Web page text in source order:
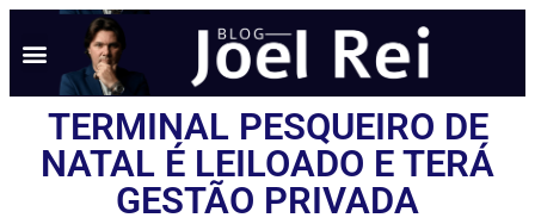
TERMINAL PESQUEIRO DE
NATAL É LEILOADO E TERÁ
GESTÃO PRIVADA